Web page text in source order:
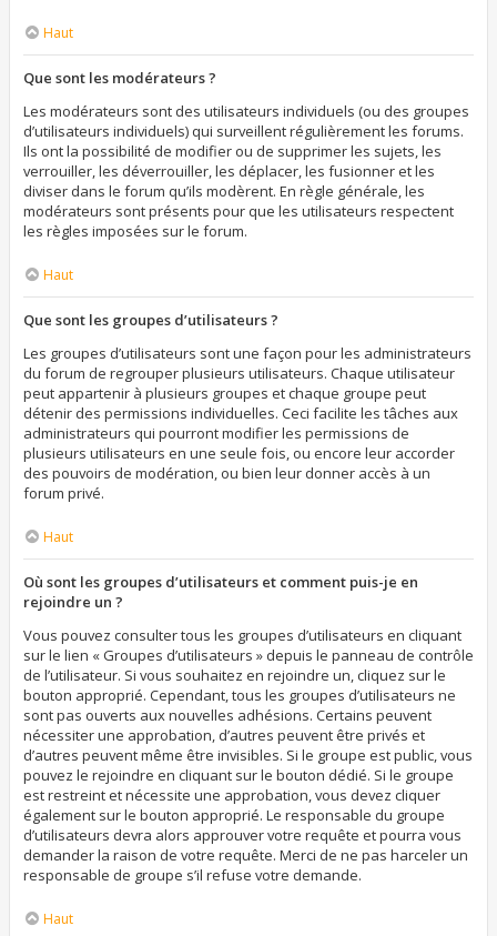
Haut
Que sont les modérateurs ?
Les modérateurs sont des utilisateurs individuels (ou des groupes
d’utilisateurs individuels) qui surveillent régulièrement les forums.
Ils ont la possibilité de modifier ou de supprimer les sujets, les
verrouiller, les déverrouiller, les déplacer, les fusionner et les
diviser dans le forum qu’ils modèrent. En règle générale, les
modérateurs sont présents pour que les utilisateurs respectent
les règles imposées sur le forum.
Haut
Que sont les groupes d’utilisateurs ?
Les groupes d’utilisateurs sont une façon pour les administrateurs
du forum de regrouper plusieurs utilisateurs. Chaque utilisateur
peut appartenir à plusieurs groupes et chaque groupe peut
détenir des permissions individuelles. Ceci facilite les tâches aux
administrateurs qui pourront modifier les permissions de
plusieurs utilisateurs en une seule fois, ou encore leur accorder
des pouvoirs de modération, ou bien leur donner accès à un
forum privé.
Haut
Où sont les groupes d’utilisateurs et comment puis-je en
rejoindre un ?
Vous pouvez consulter tous les groupes d’utilisateurs en cliquant
sur le lien « Groupes d’utilisateurs » depuis le panneau de contrôle
de l’utilisateur. Si vous souhaitez en rejoindre un, cliquez sur le
bouton approprié. Cependant, tous les groupes d’utilisateurs ne
sont pas ouverts aux nouvelles adhésions. Certains peuvent
nécessiter une approbation, d’autres peuvent être privés et
d’autres peuvent même être invisibles. Si le groupe est public, vous
pouvez le rejoindre en cliquant sur le bouton dédié. Si le groupe
est restreint et nécessite une approbation, vous devez cliquer
également sur le bouton approprié. Le responsable du groupe
d’utilisateurs devra alors approuver votre requête et pourra vous
demander la raison de votre requête. Merci de ne pas harceler un
responsable de groupe s’il refuse votre demande.
Haut